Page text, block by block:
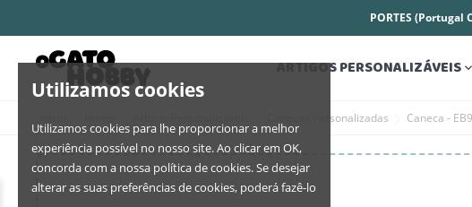
Utilizamos cookies
Utilizamos cookies para lhe proporcionar a melhor
experiência possível no nosso site. Ao clicar em OK,
concorda com a nossa política de cookies. Se desejar
alterar as suas preferências de cookies, poderá fazê-lo
PORTES
ARTIGOS PERSONALIZÁVEIS
Canecas Personalizadas Caneca -